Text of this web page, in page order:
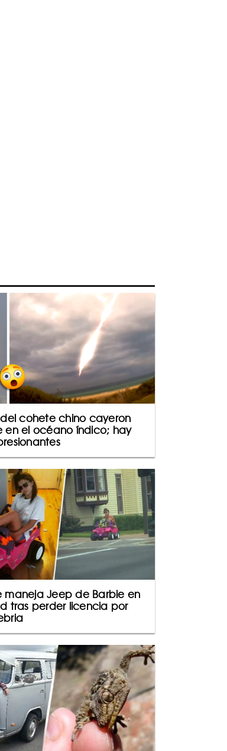
del cohete chino cayeron
en el océano índico; hay
maneja Jeep de Barbie en
tras perder licencia por